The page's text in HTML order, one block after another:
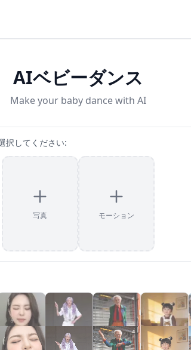
AIベビーダンス
Make your baby dance with AI
択してください:
写真 モーション